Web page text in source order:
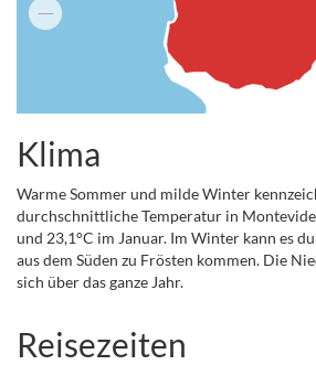
Klima
Warme Sommer und milde Winter
durchschnittliche Temperatur in
und 23,1°C im Januar. Im Winter kann es
aus dem Süden zu Frösten kommen. Die
sich über das ganze Jahr.
Reisezeiten